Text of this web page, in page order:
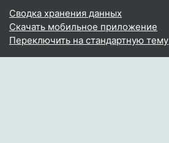
Сводка хранения данных
Скачать мобильное приложение
Переключить на стандартную тему